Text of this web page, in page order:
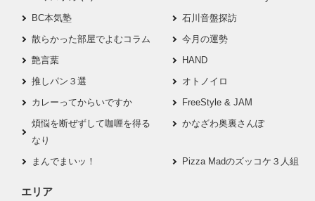
BC本気塾
石川音盤探訪
散らかった部屋でよむコラム
今月の運勢
艶言葉
HAND
推しパン３選
オトノイロ
カレーってからいですか
FreeStyle & JAM
煩悩を断ぜずして咖喱を得る
なり
かなざわ奥裏さんぽ
まんでまいッ！ Pizza Madのズッコケ３人組
エリア